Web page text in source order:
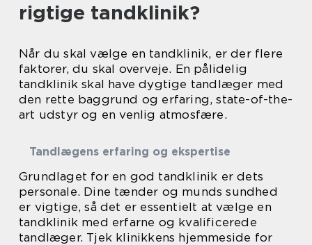
rigtige tandklinik?
Når du skal vælge en tandklinik, er der flere
faktorer, du skal overveje. En pålidelig
tandklinik skal have dygtige tandlæger med
den rette baggrund og erfaring, state-of-the-
art udstyr og en venlig atmosfære.
Tandlægens erfaring og ekspertise
Grundlaget for en god tandklinik er dets
personale. Dine tænder og munds sundhed
er vigtige, så det er essentielt at vælge en
tandklinik med erfarne og kvalificerede
tandlæger. Tjek klinikkens hjemmeside for